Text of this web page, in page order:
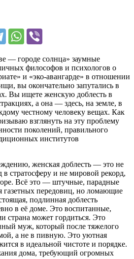
— городе солнца» заумные
философов и психологов о
и «эко-авангарде» в отношении
вы окончательно запутались в
Вы ищете женскую доблесть в
а она — здесь, на земле, в
честному человеку вещах. Как
взглянуть на эту проблему
поколений, правильного
институтов
женская доблесть — это не
в стратосферу и не мировой рекорд,
Всё это — штучные, парадные
газетных передовиц, но ломающие
подлинная доблесть
в её доме. Это воспитанные,
страна может гордиться. Это
муж, который после тяжелого
а не в пивную. Это уютная
в идеальной чистоте и порядке.
дома, требующий огромных